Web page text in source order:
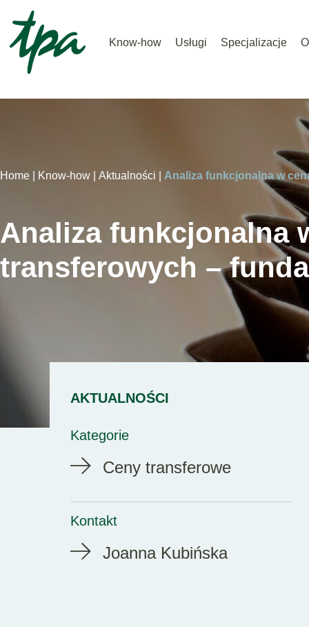
Know-how Usługi Specjalizacje
Home | Know-how | Aktualności | Analiza funkcjonalna w
Analiza funkcjonalna
transferowych –
AKTUALNOŚCI
Kategorie
Ceny transferowe
Kontakt
Joanna Kubińska